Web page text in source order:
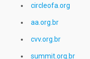
circleofa.org
aa.org.br
cvv.org.br
summit.org.br